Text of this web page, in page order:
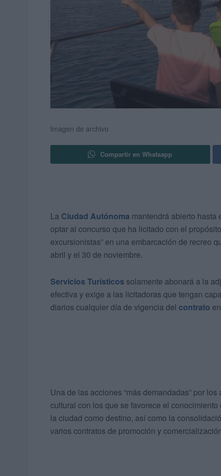
Imagen de archivo
Compartir en Whatsapp
La Ciudad Autónoma mantendrá abierto hasta
optar al concurso que ha licitado con el
excursionistas” en una embarcación de recreo
abril y el 30 de noviembre.
Servicios Turísticos solamente abonará a la
efectiva y exige a las licitadoras que tengan
diarios cualquier día de vigencia del contrato
Una de las acciones “más demandadas” por
cultural con los que se favorece el
la ciudad como destino, así como la
varios contratos de promoción y